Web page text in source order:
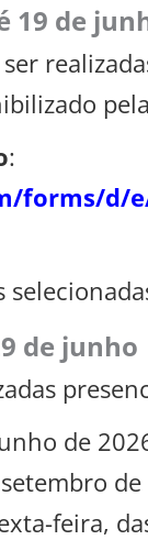
19 de
pela
:
forms/d/e/
de junho
de
feira,